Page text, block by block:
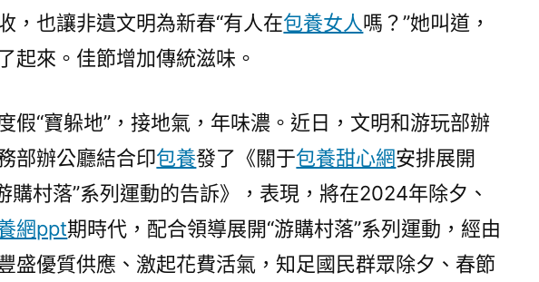
，也讓非遺文明為新春“有人在包養女人嗎？”她叫道，
起來。佳節增加傳統滋味。
假“寶躲地”，接地氣，年味濃。近日，文明和游玩部辦
部辦公廳結合印包養發了《關于包養甜心網安排展開
購村落”系列運動的告訴》，表現，將在2024年除夕、
網ppt期時代，配合領導展開“游購村落”系列運動，經由
盛優質供應、激起花費活氣，知足國民群眾除夕、春節